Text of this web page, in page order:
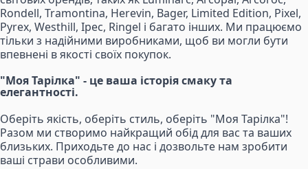
Rondell, Tramontina, Herevin, Bager, Limited Edition, Pixel,
Pyrex, Westhill, Ipec, Ringel і багато інших. Ми працюємо
тільки з надійними виробниками, щоб ви могли бути
впевнені в якості своїх покупок.
"Моя Тарілка" - це ваша історія смаку та
елегантності.
Оберіть якість, оберіть стиль, оберіть "Моя Тарілка"!
Разом ми створимо найкращий обід для вас та ваших
близьких. Приходьте до нас і дозвольте нам зробити
ваші страви особливими.